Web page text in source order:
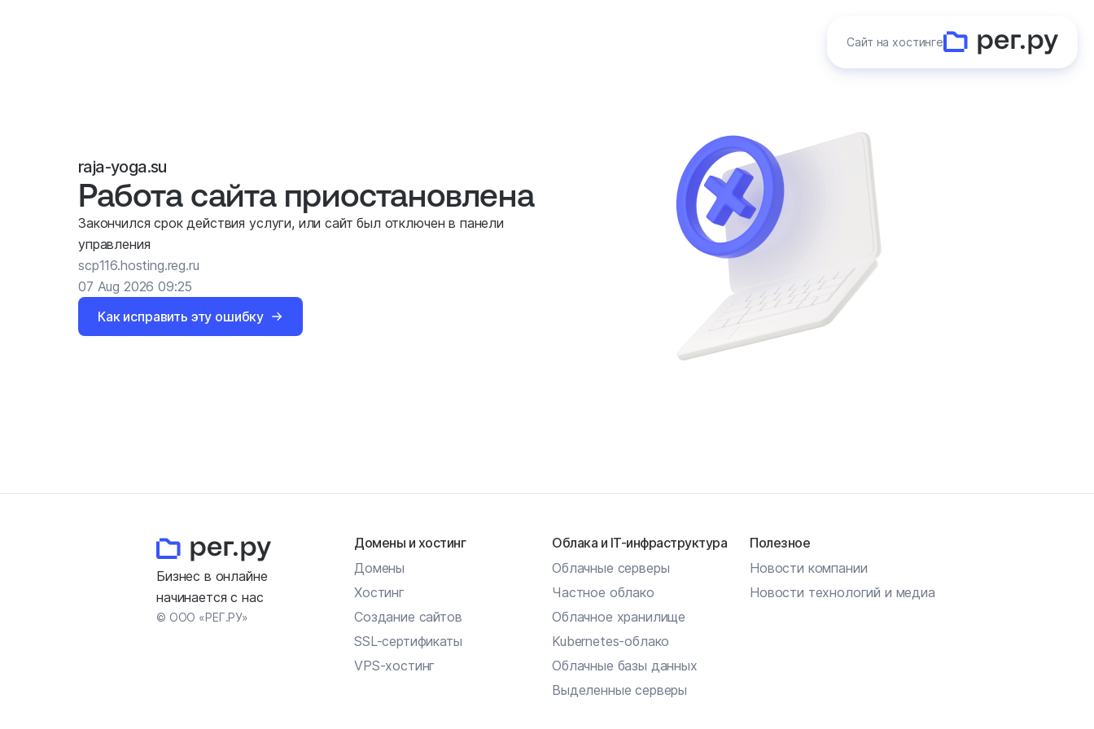
Сайт на хостинге
raja-yoga.su
Работа сайта приостановлена
Закончился срок действия услуги, или сайт был отключен в панели
управления
scp116.hosting.reg.ru
07 Aug 2026 09:25
Как исправить эту ошибку
Бизнес в онлайне
начинается с нас
© ООО «РЕГ.РУ»
Домены и хостинг
Домены
Хостинг
Создание сайтов
SSL-сертификаты
VPS-хостинг
Облака и IT-инфраструктура
Облачные серверы
Частное облако
Облачное хранилище
Kubernetes-облако
Облачные базы данных
Выделенные серверы
Полезное
Новости компании
Новости технологий и медиа